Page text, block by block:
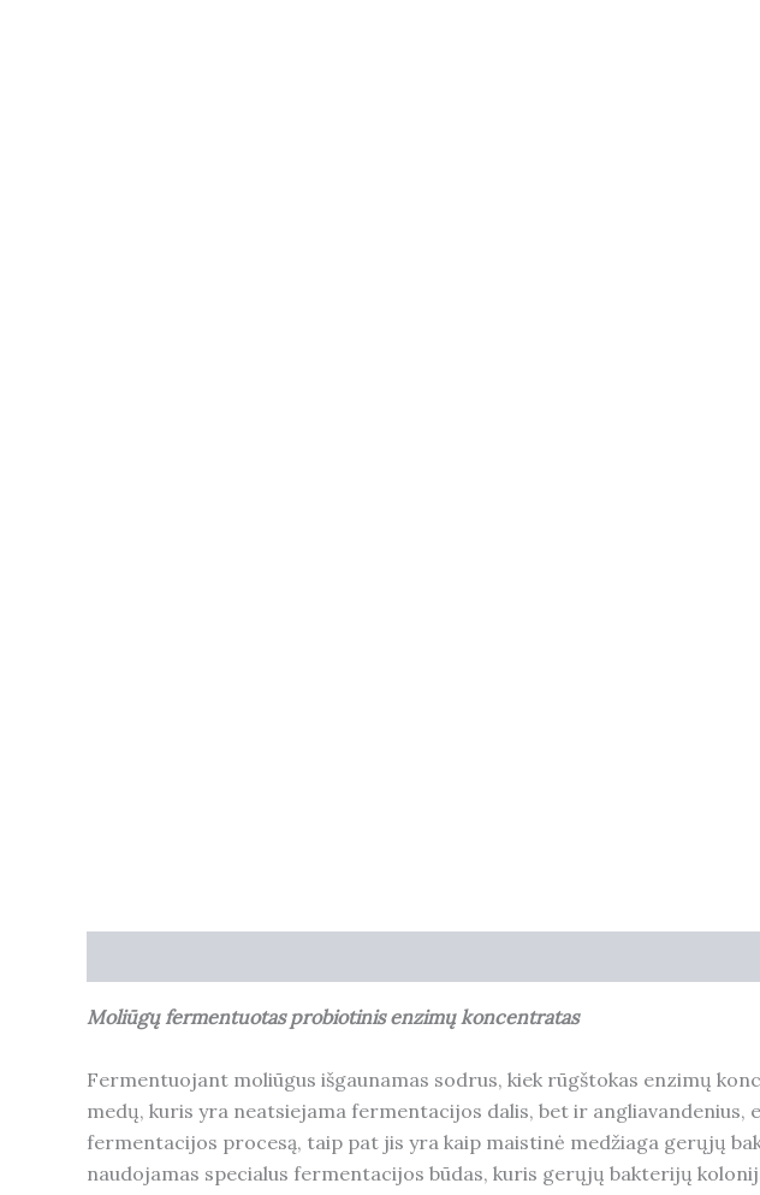
Moliūgų fermentuotas probiotinis enzimųkoncentratas
Fermentuojant moliūgus išgaunamas sodrus, kiek rūgštokas enzimų
medų, kuris yra neatsiejama fermentacijos dalis, bet ir
fermentacijos procesą, taip pat jis yra kaip maistinė medžiaga gerųjų
naudojamas specialus fermentacijos būdas, kuris gerųjų bakterijų